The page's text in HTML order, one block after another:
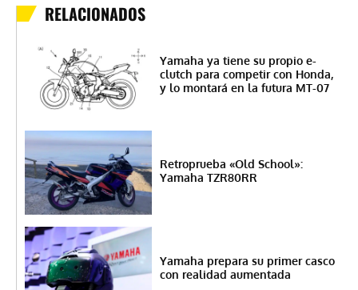
RELACIONADOS
Yamaha ya tiene su propio e-
clutch para competir con Honda,
y lo montará en la futura MT-07
Retroprueba «Old School»:
Yamaha TZR80RR
Yamaha prepara su primer casco
con realidad aumentada